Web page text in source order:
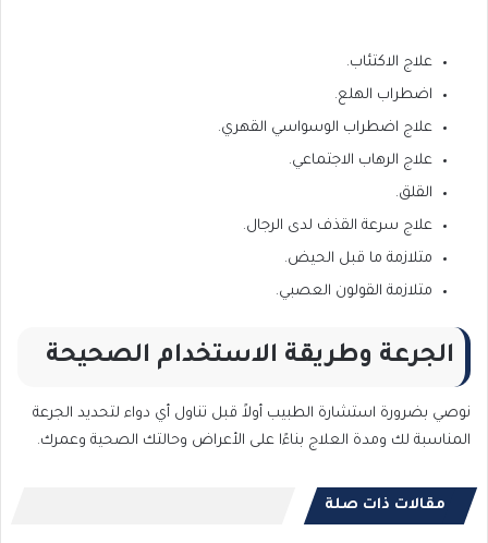
علاج الاكتئاب.
اضطراب الهلع.
علاج اضطراب الوسواسي القهري.
علاج الرهاب الاجتماعي.
القلق.
علاج سرعة القذف لدى الرجال.
متلازمة ما قبل الحيض.
متلازمة القولون العصبي.
الجرعة وطريقة الاستخدام الصحيحة
نوصي بضرورة استشارة الطبيب أولاً قبل تناول أي دواء لتحديد الجرعة
المناسبة لك ومدة العلاج بناءًا على الأعراض وحالتك الصحية وعمرك.
مقالات ذات صلة